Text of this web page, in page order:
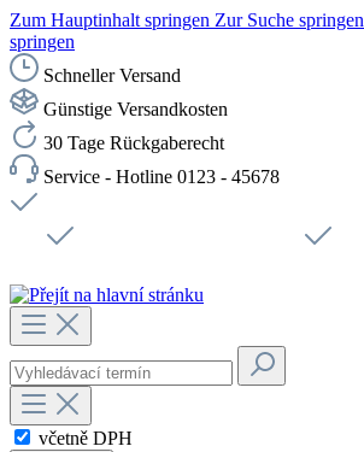
Zum Hauptinhalt springen Zur Suche springen
springen
Schneller Versand
Günstige Versandkosten
30 Tage Rückgaberecht
Service - Hotline 0123 - 45678
včetně DPH